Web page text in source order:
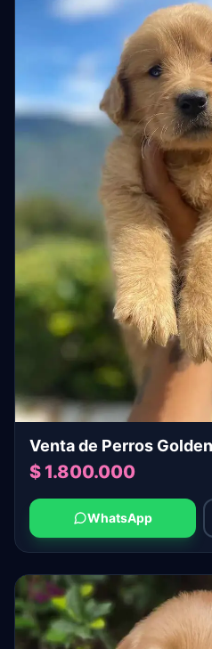
Venta de Perros
$ 1.800.000
WhatsApp